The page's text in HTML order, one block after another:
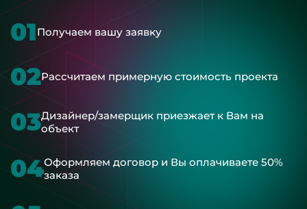
01Получаем вашу заявку
02Рассчитаем примерную стоимость проекта
03Дизайнер/замерщик приезжает к Вам на
объект
04Оформляем договор и Вы оплачиваете 50%
заказа